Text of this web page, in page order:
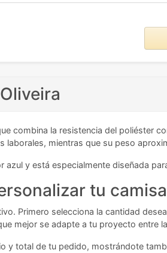
combina la resistencia del poliéster
laborales, mientras que su peso
azul y está especialmente diseñada
tu camisa
Primero selecciona la cantidad
mejor se adapte a tu proyecto entre
y total de tu pedido, mostrándote